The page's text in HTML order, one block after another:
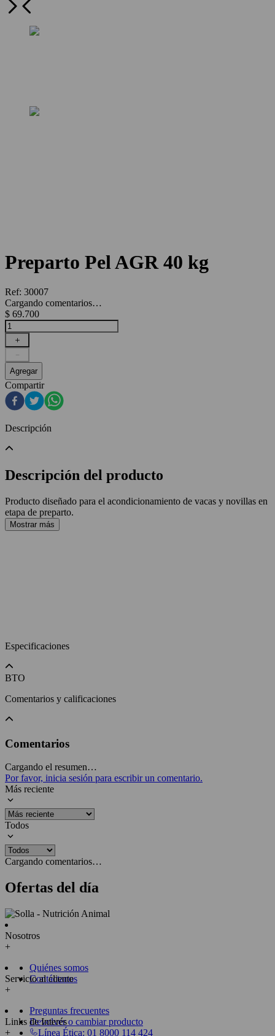
Preparto Pel AGR 40 kg
Ref: 30007
Cargando comentarios…
$ 69.700
＋
－
Agregar
Compartir
Descripción
Descripción del producto
Producto diseñado para el acondicionamiento de vacas y novillas en
etapa de preparto.
Mostrar más
Especificaciones
BTO
Comentarios y calificaciones
Comentarios
Cargando el resumen…
Por favor, inicia sesión para escribir un comentario.
Más reciente
Todos
Cargando comentarios…
Ofertas del día
Nosotros
+
Quiénes somos
Contáctanos
Servicio al cliente
+
Preguntas frecuentes
Devolver o cambiar producto
Línea Ética: 01 8000 114 424
Links de Interés
+